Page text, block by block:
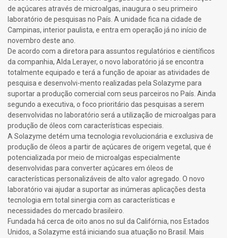
de açúcares através de microalgas, inaugura o seu primeiro
laboratório de pesquisas no País. A unidade fica na cidade de
Campinas, interior paulista, e entra em operação já no início de
novembro deste ano.
De acordo com a diretora para assuntos regulatórios e científicos
da companhia, Alda Lerayer, o novo laboratório já se encontra
totalmente equipado e terá a função de apoiar as atividades de
pesquisa e desenvolvi-mento realizadas pela Solazyme para
suportar a produção comercial com seus parceiros no País. Ainda
segundo a executiva, o foco prioritário das pesquisas a serem
desenvolvidas no laboratório será a utilização de microalgas para
produção de óleos com características especiais.
A Solazyme detém uma tecnologia revolucionária e exclusiva de
produção de óleos a partir de açúcares de origem vegetal, que é
potencializada por meio de microalgas especialmente
desenvolvidas para converter açúcares em óleos de
características personalizáveis de alto valor agregado. O novo
laboratório vai ajudar a suportar as inúmeras aplicações desta
tecnologia em total sinergia com as características e
necessidades do mercado brasileiro.
Fundada há cerca de oito anos no sul da Califórnia, nos Estados
Unidos, a Solazyme está iniciando sua atuação no Brasil. Mais